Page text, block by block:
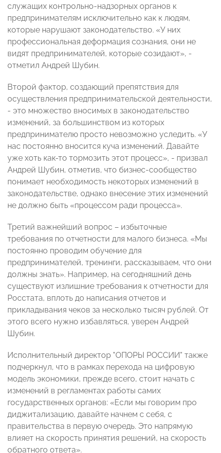
служащих контрольно-надзорных органов к
предпринимателям исключительно как к людям,
которые нарушают законодательство. «У них
профессиональная деформация сознания, они не
видят предпринимателей, которые созидают», -
отметил Андрей Шубин.
Второй фактор, создающий препятствия для
осуществления предпринимательской деятельности,
- это множество вносимых в законодательство
изменений, за большинством из которых
предпринимателю просто невозможно уследить. «У
нас постоянно вносится куча изменений. Давайте
уже хоть как-то тормозить этот процесс», - призвал
Андрей Шубин, отметив, что бизнес-сообщество
понимает необходимость некоторых изменений в
законодательстве, однако внесение этих изменений
не должно быть «процессом ради процесса».
Третий важнейший вопрос – избыточные
требования по отчетности для малого бизнеса. «Мы
постоянно проводим обучение для
предпринимателей, тренинги, рассказываем, что они
должны знать». Например, на сегодняшний день
существуют излишние требования к отчетности для
Росстата, вплоть до написания отчетов и
прикладывания чеков за несколько тысяч рублей. От
этого всего нужно избавляться, уверен Андрей
Шубин.
Исполнительный директор "ОПОРЫ РОССИИ" также
подчеркнул, что в рамках перехода на цифровую
модель экономики, прежде всего, стоит начать с
изменений в регламентах работы самих
государственных органов: «Если мы говорим про
диджитализацию, давайте начнем с себя, с
правительства в первую очередь. Это напрямую
влияет на скорость принятия решений, на скорость
обратного ответа».